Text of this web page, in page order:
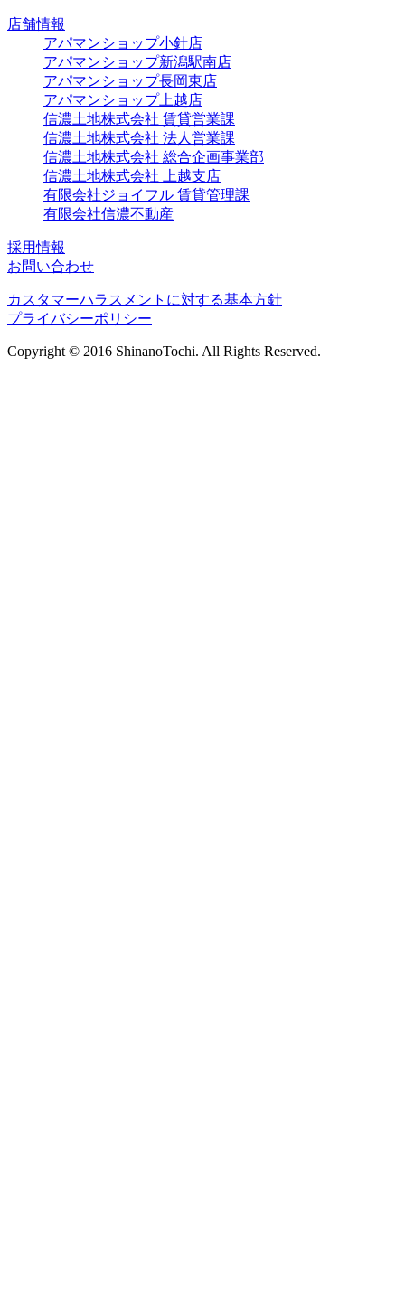
店舗情報
アパマンショップ小針店
アパマンショップ新潟駅南店
アパマンショップ長岡東店
アパマンショップ上越店
信濃土地株式会社 賃貸営業課
信濃土地株式会社 法人営業課
信濃土地株式会社 総合企画事業部
信濃土地株式会社 上越支店
有限会社ジョイフル 賃貸管理課
有限会社信濃不動産
採用情報
お問い合わせ
カスタマーハラスメントに対する基本方針
プライバシーポリシー
Copyright © 2016 ShinanoTochi. All Rights Reserved.